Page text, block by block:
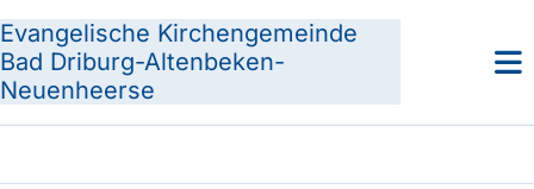
Evangelische Kirchengemeinde
Bad Driburg-Altenbeken-
Neuenheerse